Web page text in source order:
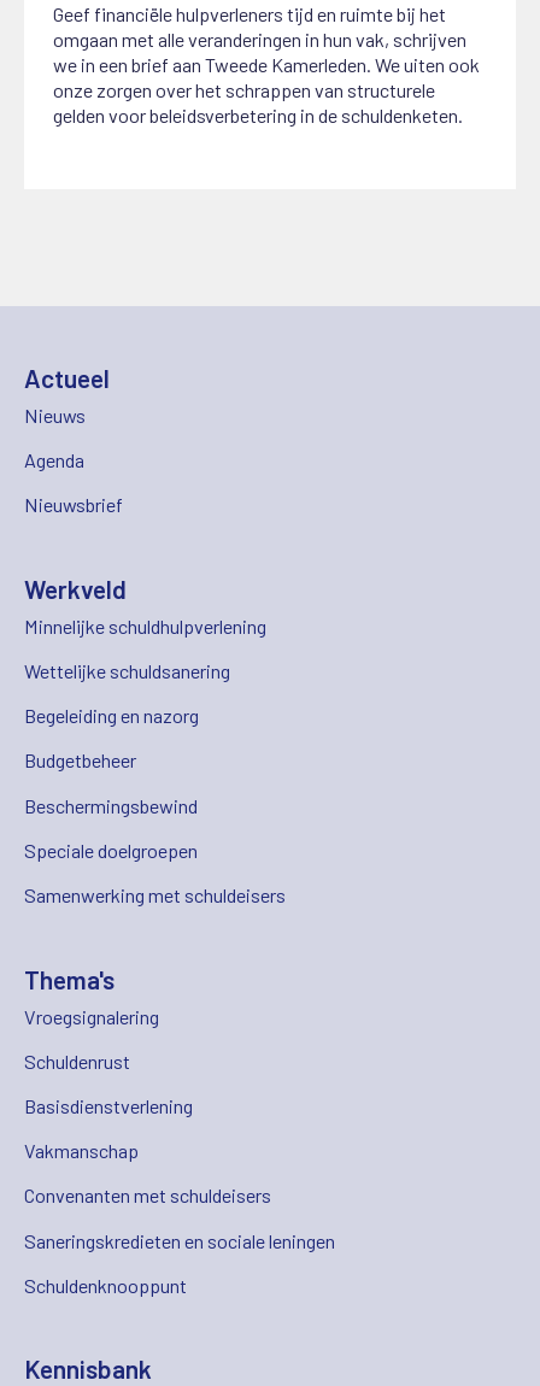
Geef financiële hulpverleners tijd en ruimte bij het
omgaan met alle veranderingen in hun vak, schrijven
we in een brief aan Tweede Kamerleden. We uiten ook
onze zorgen over het schrappen van structurele
gelden voor beleidsverbetering in de schuldenketen.
Actueel
Nieuws
Agenda
Nieuwsbrief
Werkveld
Minnelijke schuldhulpverlening
Wettelijke schuldsanering
Begeleiding en nazorg
Budgetbeheer
Beschermingsbewind
Speciale doelgroepen
Samenwerking met schuldeisers
Thema's
Vroegsignalering
Schuldenrust
Basisdienstverlening
Vakmanschap
Convenanten met schuldeisers
Saneringskredieten en sociale leningen
Schuldenknooppunt
Kennisbank